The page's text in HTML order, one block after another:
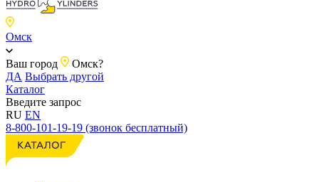
Омск
Ваш город
Омск?
ДА Выбрать другой
Каталог
Введите запрос
RU EN
8-800-101-19-19 (звонок бесплатный)